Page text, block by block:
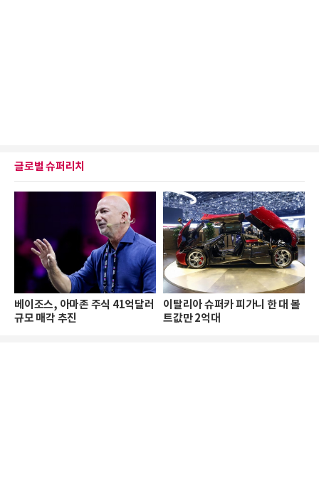
글로벌 슈퍼리치
베이조스, 아마존 주식 41억달러
규모 매각 추진
이탈리아 슈퍼카 피가니 한 대 볼
트값만 2억대